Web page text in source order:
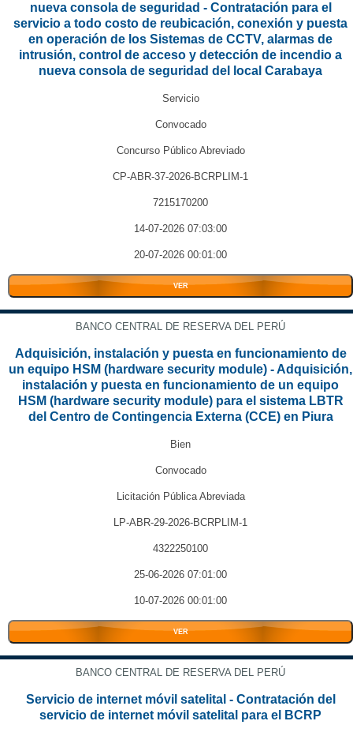
nueva consola de seguridad - Contratación para el
servicio a todo costo de reubicación, conexión y puesta
en operación de los Sistemas de CCTV, alarmas de
intrusión, control de acceso y detección de incendio a
nueva consola de seguridad del local Carabaya
Servicio
Convocado
Concurso Público Abreviado
CP-ABR-37-2026-BCRPLIM-1
7215170200
14-07-2026 07:03:00
20-07-2026 00:01:00
VER
BANCO CENTRAL DE RESERVA DEL PERÚ
Adquisición, instalación y puesta en funcionamiento de
un equipo HSM (hardware security module) - Adquisición,
instalación y puesta en funcionamiento de un equipo
HSM (hardware security module) para el sistema LBTR
del Centro de Contingencia Externa (CCE) en Piura
Bien
Convocado
Licitación Pública Abreviada
LP-ABR-29-2026-BCRPLIM-1
4322250100
25-06-2026 07:01:00
10-07-2026 00:01:00
VER
BANCO CENTRAL DE RESERVA DEL PERÚ
Servicio de internet móvil satelital - Contratación del
servicio de internet móvil satelital para el BCRP